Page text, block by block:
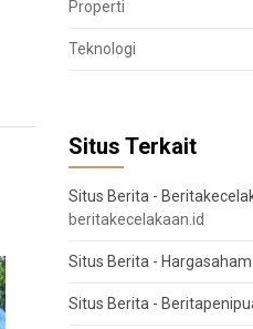
Properti
Teknologi
Situs Terkait
Situs Berita -
beritakecelakaan.id
Situs Berita - Hargasaham
Situs Berita -